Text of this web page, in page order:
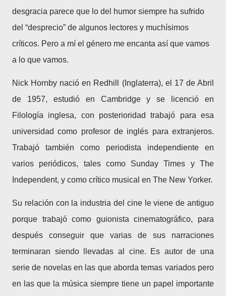
desgracia parece que lo del humor siempre ha sufrido
del “desprecio” de algunos lectores y muchísimos
críticos. Pero a mí el género me encanta así que vamos
a lo que vamos.
Nick Hornby nació en Redhill (Inglaterra), el 17 de Abril
de 1957, estudió en Cambridge y se licenció en
Filología inglesa, con posterioridad trabajó para esa
universidad como profesor de inglés para extranjeros.
Trabajó también como periodista independiente en
varios periódicos, tales como Sunday Times y The
Independent, y como crítico musical en The New Yorker.
Su relación con la industria del cine le viene de antiguo
porque trabajó como guionista cinematográfico, para
después conseguir que varias de sus narraciones
terminaran siendo llevadas al cine. Es autor de una
serie de novelas en las que aborda temas variados pero
en las que la música siempre tiene un papel importante